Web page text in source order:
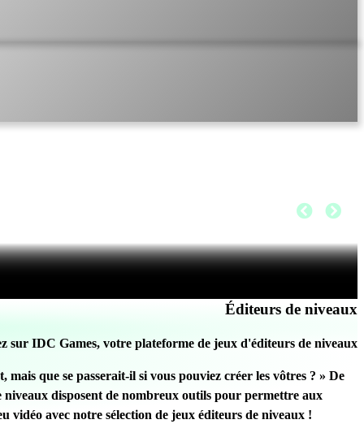
Éditeurs de niveaux
sur IDC Games, votre plateforme de jeux d'éditeurs de niveaux
que se passerait-il si vous pouviez créer les vôtres ? » De
disposent de nombreux outils pour permettre aux
avec notre sélection de jeux éditeurs de niveaux !